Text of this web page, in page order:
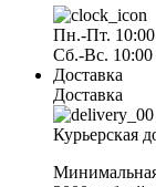
Пн.-Пт.
Сб.-Вс. 10:00
Доставка
Доставка
Курьерская
Минимальная